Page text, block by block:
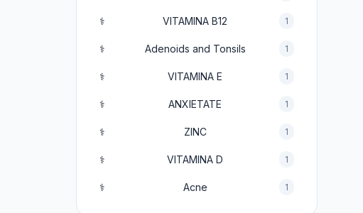
⚕️ VITAMINA B12 1
⚕️ Adenoids and Tonsils 1
⚕️ VITAMINA E 1
⚕️ ANXIETATE 1
⚕️ ZINC 1
⚕️ VITAMINA D 1
⚕️ Acne 1